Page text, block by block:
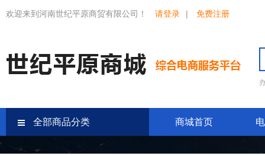
欢迎来到河南世纪平原商贸有限公司！ 请登录 | 免费注册
全部商品分类 商城首页